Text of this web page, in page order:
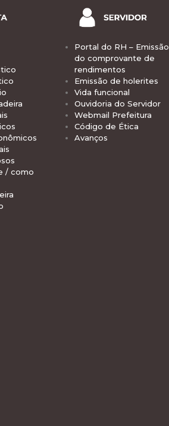
/ como
Portal do RH – Emissão
do comprovante de
rendimentos
Emissão de holerites
Vida funcional
Ouvidoria do Servidor
Webmail Prefeitura
Código de Ética
Avanços